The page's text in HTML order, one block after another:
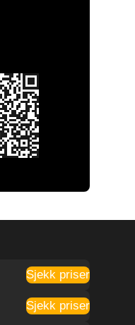
Sjekk priser
Sjekk priser